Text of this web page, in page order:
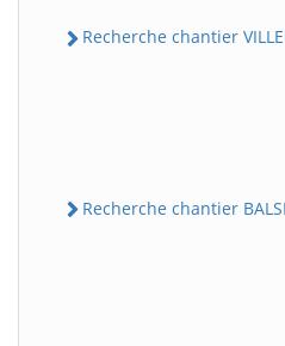
Recherche chantier
Recherche chantier